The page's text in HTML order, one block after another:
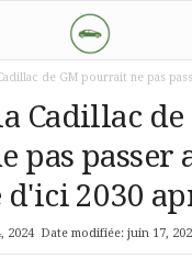
de GM pourrait ne pas
Cadillac de
pas passer
2030
2024 Date modifiée: juin 17,